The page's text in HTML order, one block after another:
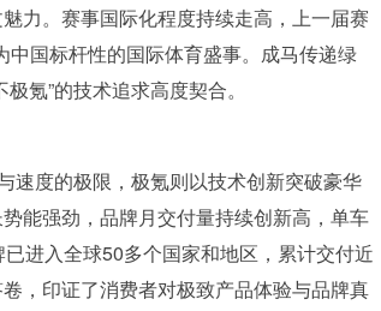
力。赛事国际化程度持续走高，上一届赛
国标杆性的国际体育盛事。成马传递绿
氪”的技术追求高度契合。
速度的极限，极氪则以技术创新突破豪华
能强劲，品牌月交付量持续创新高，单车
进入全球50多个国家和地区，累计交付近
，印证了消费者对极致产品体验与品牌真